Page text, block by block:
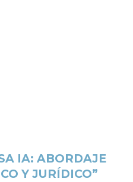
IA: ABORDAJE
Y JURÍDICO”